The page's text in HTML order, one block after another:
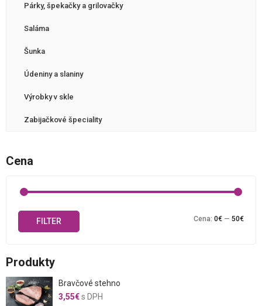
Párky, špekačky a grilovačky
Saláma
Šunka
Údeniny a slaniny
Výrobky v skle
Zabijačkové špeciality
Cena
FILTER Cena: 0€ — 50€
Produkty
Bravčové stehno
3,55€s DPH